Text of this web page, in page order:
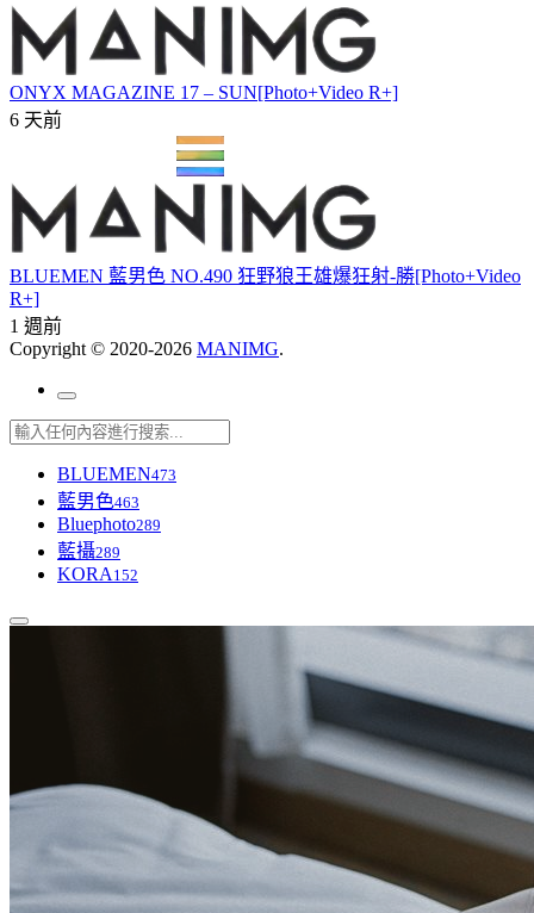
ONYX MAGAZINE 17 – SUN[Photo+Video R+]
6 天前
BLUEMEN 藍男色 NO.490 狂野狼王雄爆狂射-勝[Photo+Video
R+]
1 週前
Copyright © 2020-2026 MANIMG.
BLUEMEN473
藍男色463
Bluephoto289
藍攝289
KORA 152